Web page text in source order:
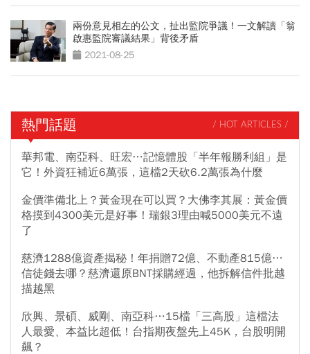
兩份意見相左的公文，扯出監院爭議！一文解讀「翁
啟惠監院審議結果」背後矛盾
2021-08-25
熱門話題 / HOT ARTICLES /
華邦電、南亞科、旺宏…記憶體股「半年報勝利組」是
它！外資狂補近6萬張，這檔2天砍6.2萬張為什麼
金價準備北上？黃金現在可以買？大佛李其展：黃金價
格摸到4300美元是好事！瑞銀3理由喊5000美元不遠
了
慈濟1288億資產揭秘！年捐贈72億、不動產815億…
信徒錢去哪？慈濟還原BNT採購經過，他拆解信件批越
描越黑
欣興、景碩、威剛、南亞科…15檔「三高股」這檔法
人最愛、本益比超低！台指期夜盤先上45K，台股明開
飆？